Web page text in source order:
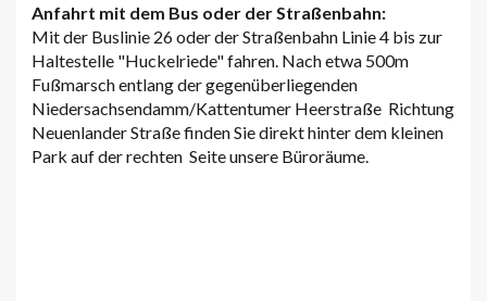
Anfahrt mit dem Bus oder der Straßenbahn:
Mit der Buslinie 26 oder der Straßenbahn Linie 4 bis zur
Haltestelle "Huckelriede" fahren. Nach etwa 500m
Fußmarsch entlang der gegenüberliegenden
Niedersachsendamm/Kattentumer Heerstraße Richtung
Neuenlander Straße finden Sie direkt hinter dem kleinen
Park auf der rechten Seite unsere Büroräume.